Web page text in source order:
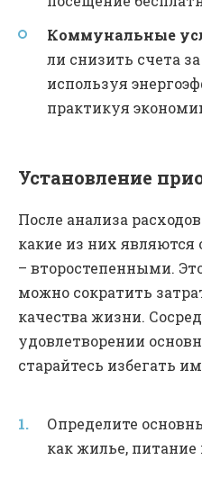
Коммунальные
ли снизить счета
используя
практикуя
Установление
После анализа
какие из них являются
– второстепенными.
можно сократить
качества жизни.
удовлетворении
старайтесь избегать
Определите
как жилье,